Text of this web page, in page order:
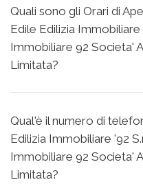
Quali sono gli Orari di
Edile Edilizia Immobiliare
Immobiliare 92 Societa'
Limitata?
Qual'è il numero di
Edilizia Immobiliare '92
Immobiliare 92 Societa'
Limitata?